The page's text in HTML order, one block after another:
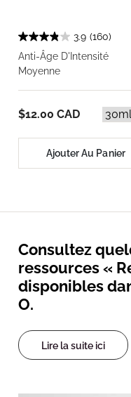
3.9 (160)
Anti-Âge D'Intensité
Moyenne
$12.00 CAD
Ajouter Au Panier
Consultez
ressources «
disponibles
O.
Lire la suite ici